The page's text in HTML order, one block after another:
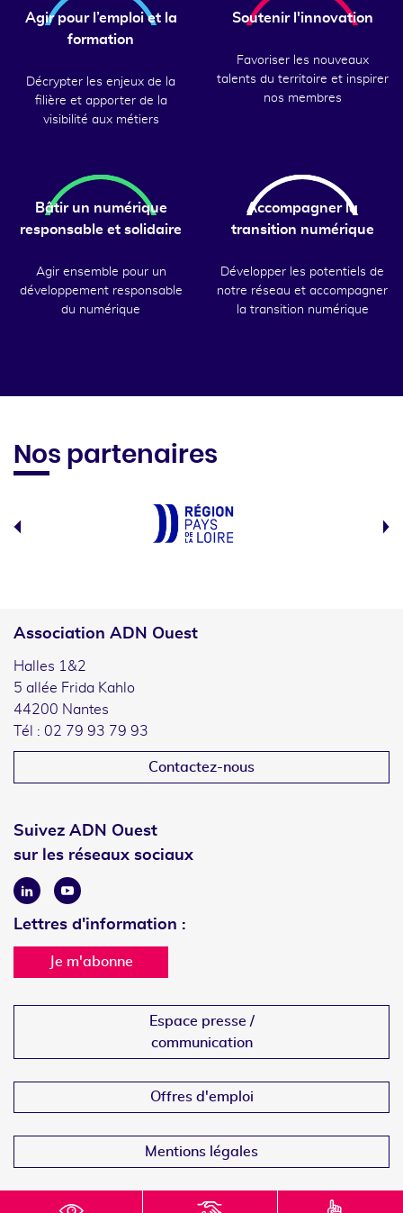
Agir pour l’emploi et la
formation
Décrypter les enjeux de la
filière et apporter de la
visibilité aux métiers
Soutenir l'innovation
Favoriser les nouveaux
talents du territoire et inspirer
nos membres
Bâtir un numérique
responsable et solidaire
Agir ensemble pour un
développement responsable
du numérique
Accompagner la
transition numérique
Développer les potentiels de
notre réseau et accompagner
la transition numérique
Nos partenaires
Association ADN Ouest
Halles 1&2
5 allée Frida Kahlo
44200 Nantes
Tél : 02 79 93 79 93
Contactez-nous
Suivez ADN Ouest
sur les réseaux sociaux
LinkedinYoutube
Lettres d'information :
Je m'abonne
Espace presse /
communication
Offres d'emploi
Mentions légales